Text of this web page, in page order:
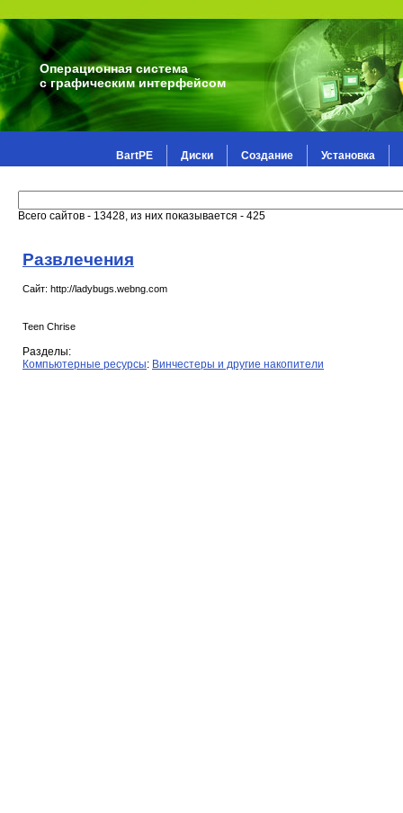
Операционная система
с графическим интерфейсом
BartPE Диски Создание Установка
Всего сайтов - 13428, из них показывается - 425
Развлечения
Сайт: http://ladybugs.webng.com
Teen Chrise
Разделы:
Компьютерные ресурсы: Винчестеры и другие накопители